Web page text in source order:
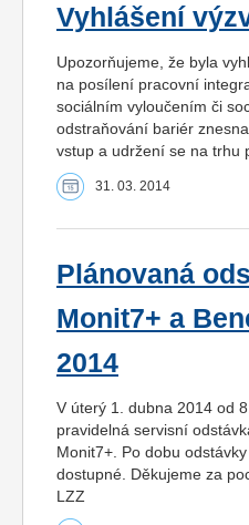
Vyhlášení
Upozorňujeme, že byla
na posílení pracovní
sociálním vyloučením či
odstraňování bariér
vstup a udržení se na trhu
31. 03. 2014
Plánovaná
Monit7+ a
2014
V úterý 1. dubna 2014 od
pravidelná servisní
Monit7+. Po dobu
dostupné. Děkujeme za
LZZ